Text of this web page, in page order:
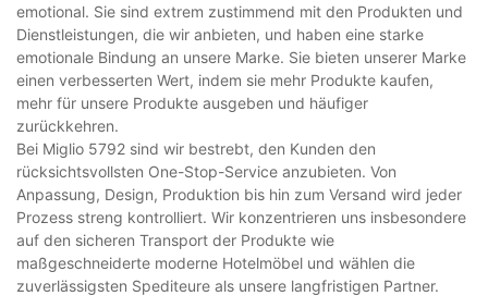
emotional. Sie sind extrem zustimmend mit den Produkten und
Dienstleistungen, die wir anbieten, und haben eine starke
emotionale Bindung an unsere Marke. Sie bieten unserer Marke
einen verbesserten Wert, indem sie mehr Produkte kaufen,
mehr für unsere Produkte ausgeben und häufiger
zurückkehren.
Bei Miglio 5792 sind wir bestrebt, den Kunden den
rücksichtsvollsten One-Stop-Service anzubieten. Von
Anpassung, Design, Produktion bis hin zum Versand wird jeder
Prozess streng kontrolliert. Wir konzentrieren uns insbesondere
auf den sicheren Transport der Produkte wie
maßgeschneiderte moderne Hotelmöbel und wählen die
zuverlässigsten Spediteure als unsere langfristigen Partner.